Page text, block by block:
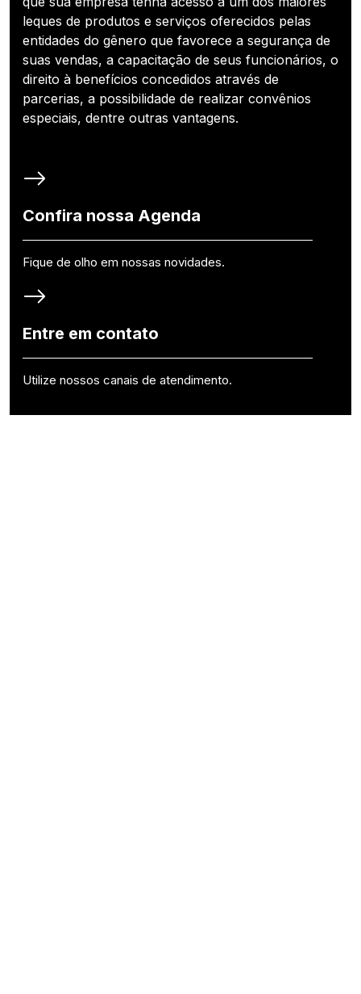
leques de produtos e serviços oferecidos pelas
entidades do gênero que favorece a segurança de
suas vendas, a capacitação de seus funcionários, o
direito à benefícios concedidos através de
parcerias, a possibilidade de realizar convênios
especiais, dentre outras vantagens.
Confira nossa Agenda
Fique de olho em nossas novidades.
Entre em contato
Utilize nossos canais de atendimento.